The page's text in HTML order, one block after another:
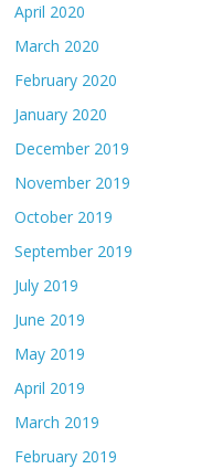
April 2020
March 2020
February 2020
January 2020
December 2019
November 2019
October 2019
September 2019
July 2019
June 2019
May 2019
April 2019
March 2019
February 2019